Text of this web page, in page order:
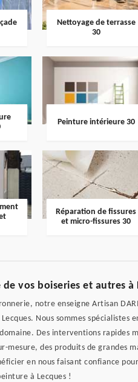
Nettoyage de terrasse
30
Peinture intérieure 30
Réparation de fissures
et micro-fissures 30
vos boiseries et autres à
notre enseigne Artisan
Nous sommes
Des interventions rapides
mesure, des produits de grandes
en nous faisant confiance
à Lecques !